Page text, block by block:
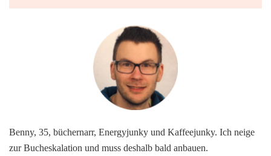
Benny, 35, büchernarr, Energyjunky und Kaffeejunky. Ich neige
zur Bucheskalation und muss deshalb bald anbauen.